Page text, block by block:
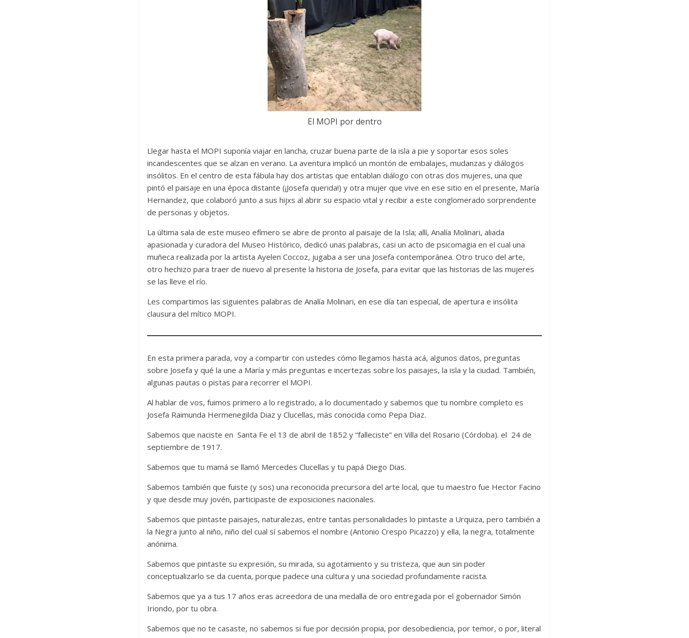
El MOPI por dentro
Llegar hasta el MOPI suponía viajar en lancha, cruzar buena parte de la isla a pie y soportar esos soles
incandescentes que se alzan en verano. La aventura implicó un montón de embalajes, mudanzas y diálogos
insólitos. En el centro de esta fábula hay dos artistas que entablan diálogo con otras dos mujeres, una que
pintó el paisaje en una época distante (¡Josefa querida!) y otra mujer que vive en ese sitio en el presente, María
Hernandez, que colaboró junto a sus hijxs al abrir su espacio vital y recibir a este conglomerado sorprendente
de personas y objetos.
La última sala de este museo efímero se abre de pronto al paisaje de la Isla; allí, Analía Molinari, aliada
apasionada y curadora del Museo Histórico, dedicó unas palabras, casi un acto de psicomagia en el cual una
muñeca realizada por la artista Ayelen Coccoz, jugaba a ser una Josefa contemporánea. Otro truco del arte,
otro hechizo para traer de nuevo al presente la historia de Josefa, para evitar que las historias de las mujeres
se las lleve el río.
Les compartimos las siguientes palabras de Analía Molinari, en ese día tan especial, de apertura e insólita
clausura del mítico MOPI.
En esta primera parada, voy a compartir con ustedes cómo llegamos hasta acá, algunos datos, preguntas
sobre Josefa y qué la une a María y más preguntas e incertezas sobre los paisajes, la isla y la ciudad. También,
algunas pautas o pistas para recorrer el MOPI.
Al hablar de vos, fuimos primero a lo registrado, a lo documentado y sabemos que tu nombre completo es
Josefa Raimunda Hermenegilda Diaz y Clucellas, más conocida como Pepa Diaz.
Sabemos que naciste en Santa Fe el 13 de abril de 1852 y “falleciste” en Villa del Rosario (Córdoba). el 24 de
septiembre de 1917.
Sabemos que tu mamá se llamó Mercedes Clucellas y tu papá Diego Dias.
Sabemos también que fuiste (y sos) una reconocida precursora del arte local, que tu maestro fue Hector Facino
y que desde muy jovén, participaste de exposiciones nacionales.
Sabemos que pintaste paisajes, naturalezas, entre tantas personalidades lo pintaste a Urquiza, pero también a
la Negra junto al niño, niño del cual sí sabemos el nombre (Antonio Crespo Picazzo) y ella, la negra, totalmente
anónima.
Sabemos que pintaste su expresión, su mirada, su agotamiento y su tristeza, que aun sin poder
conceptualizarlo se da cuenta, porque padece una cultura y una sociedad profundamente racista.
Sabemos que ya a tus 17 años eras acreedora de una medalla de oro entregada por el gobernador Simón
Iriondo, por tu obra.
Sabemos que no te casaste, no sabemos si fue por decisión propia, por desobediencia, por temor, o por, literal